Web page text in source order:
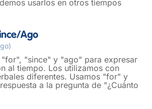
usarlos en otros tiempos
Ago
"for", "since" y "ago" para expresar
al tiempo. Los utilizamos con
diferentes. Usamos "for" y
a la pregunta de "¿Cuánto